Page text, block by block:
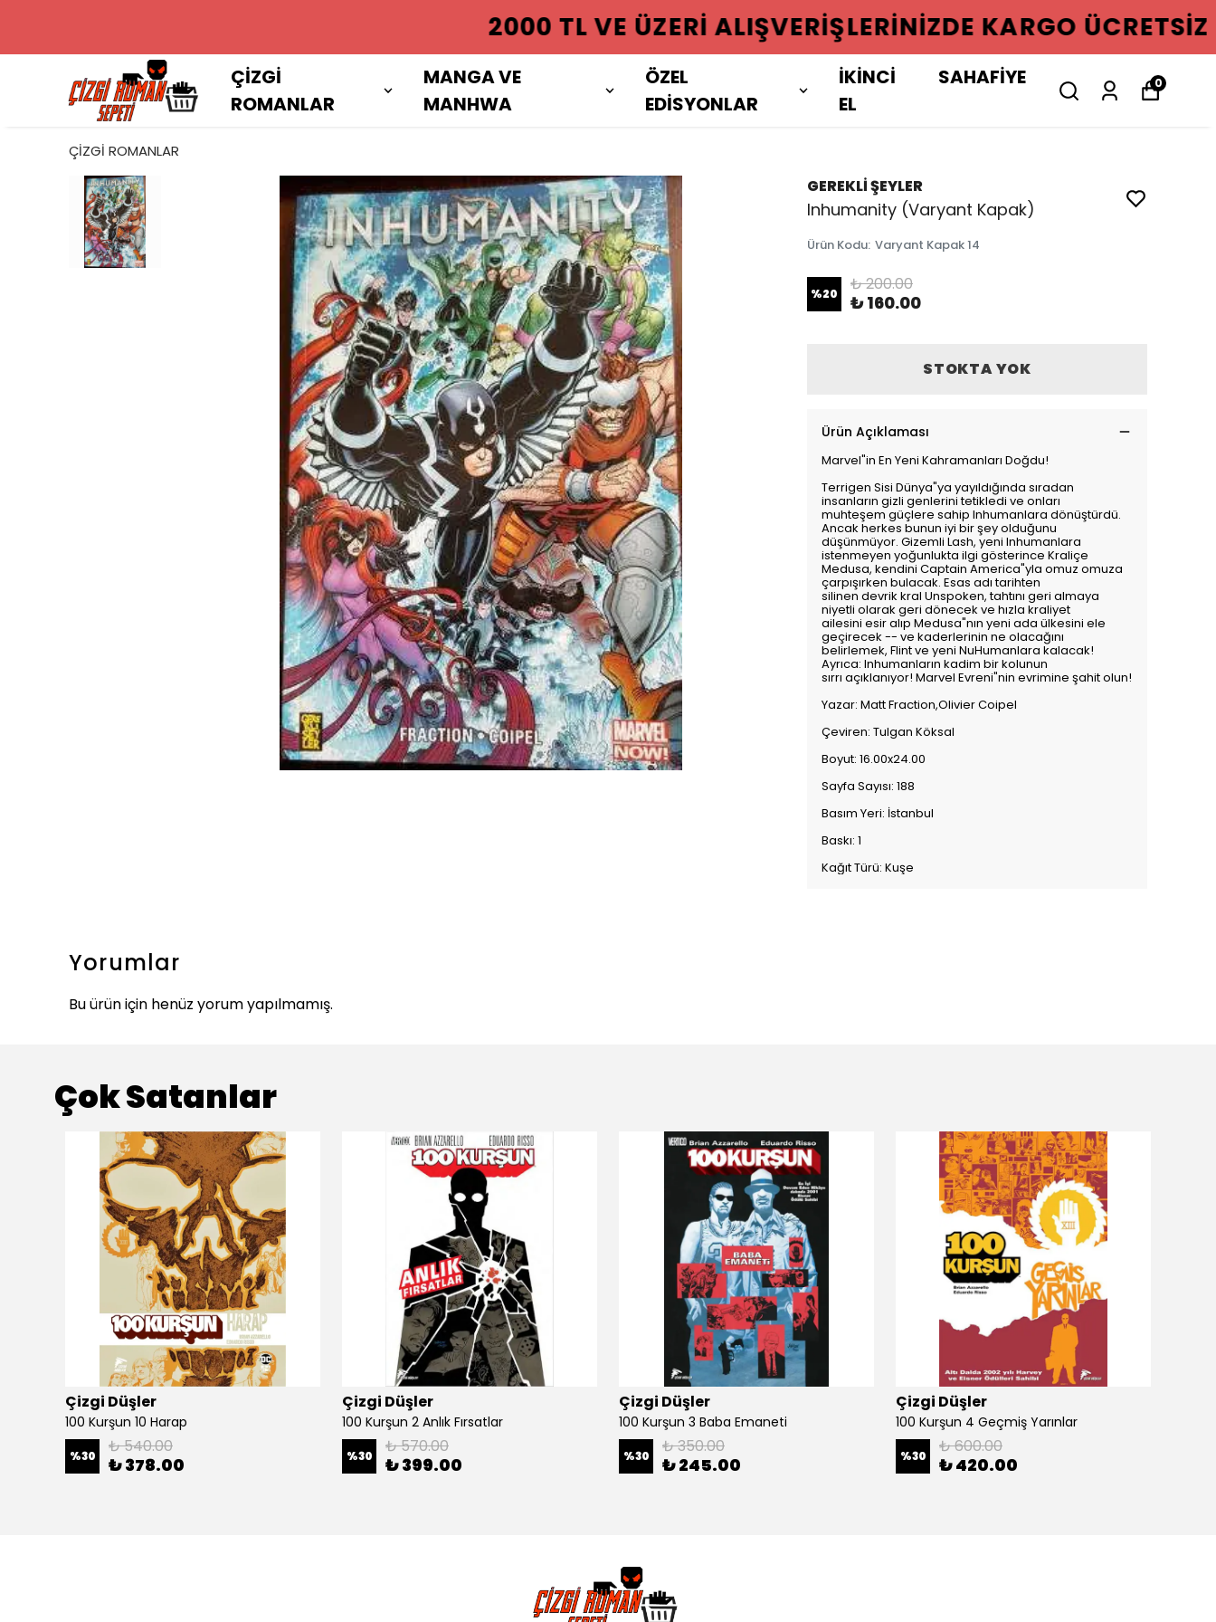
2000 TL VE ÜZERI ALIŞVERIŞLERINIZDE KARGO ÜCRETSIZ
ÇİZGİ
ROMANLAR
MANGA VE
MANHWA
ÖZEL
EDİSYONLAR
İKİNCİ
EL
SAHAFİYE 0
ÇİZGİ ROMANLAR
GEREKLİ ŞEYLER
Inhumanity (Varyant Kapak)
Ürün Kodu: Varyant Kapak 14
%20 ₺ 200.00
₺ 160.00
STOKTA YOK
Ürün Açıklaması
Marvel"in En Yeni Kahramanları Doğdu!
Terrigen Sisi Dünya"ya yayıldığında sıradan
insanların gizli genlerini tetikledi ve onları
muhteşem güçlere sahip Inhumanlara dönüştürdü.
Ancak herkes bunun iyi bir şey olduğunu
düşünmüyor. Gizemli Lash, yeni Inhumanlara
istenmeyen yoğunlukta ilgi gösterince Kraliçe
Medusa, kendini Captain America"yla omuz omuza
çarpışırken bulacak. Esas adı tarihten
silinen devrik kral Unspoken, tahtını geri almaya
niyetli olarak geri dönecek ve hızla kraliyet
ailesini esir alıp Medusa"nın yeni ada ülkesini ele
geçirecek -- ve kaderlerinin ne olacağını
belirlemek, Flint ve yeni NuHumanlara kalacak!
Ayrıca: Inhumanların kadim bir kolunun
sırrı açıklanıyor! Marvel Evreni"nin evrimine şahit olun!
Yazar: Matt Fraction,Olivier Coipel
Çeviren: Tulgan Köksal
Boyut: 16.00x24.00
Sayfa Sayısı: 188
Basım Yeri: İstanbul
Baskı: 1
Kağıt Türü: Kuşe
Yorumlar
Bu ürün için henüz yorum yapılmamış.
Çok Satanlar
Çizgi Düşler
100 Kurşun 10 Harap
%30 ₺ 540.00
₺ 378.00
Çizgi Düşler
100 Kurşun 2 Anlık Fırsatlar
%30 ₺ 570.00
₺ 399.00
Çizgi Düşler
100 Kurşun 3 Baba Emaneti
%30 ₺ 350.00
₺ 245.00
Çizgi Düşler
100 Kurşun 4 Geçmiş Yarınlar
%30 ₺ 600.00
₺ 420.00